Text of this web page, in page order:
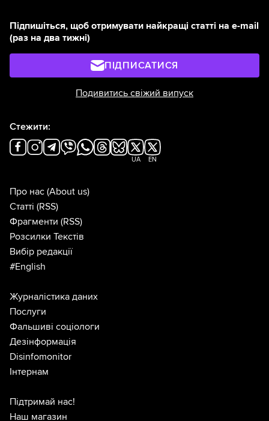
Підпишіться, щоб отримувати найкращі статті на e-mail
(раз на два тижні)
ПІДПИСАТИСЯ
Подивитись свіжий випуск
Стежити:
UA EN
Про нас (About us)
Статті (RSS)
Фрагменти (RSS)
Розсилки Текстів
Вибір редакції
#English
Журналістика даних
Послуги
Фальшиві соціологи
Дезінформація
Disinfomonitor
Інтернам
Підтримай нас!
Наш магазин